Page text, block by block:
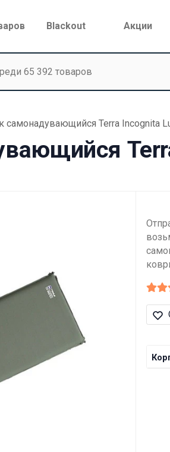
Blackout Акции
самонадувающийся Terra Incognita